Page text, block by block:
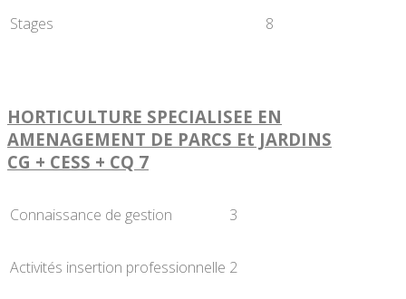
Stages 8
HORTICULTURE SPECIALISEE EN
AMENAGEMENT DE PARCS Et JARDINS
CG + CESS + CQ 7
Connaissance de gestion 3
Activités insertion professionnelle 2